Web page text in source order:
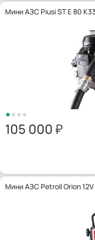
Мини АЗС Piusi ST E 80 K33
105 000
Мини АЗС Petroll Orion